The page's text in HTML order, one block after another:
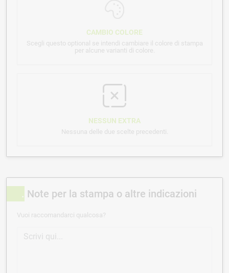
CAMBIO COLORE
Scegli questo optional se intendi cambiare il colore di stampa
per alcune varianti di colore.
NESSUN EXTRA
Nessuna delle due scelte precedenti.
Note per la stampa o altre indicazioni
Vuoi raccomandarci qualcosa?